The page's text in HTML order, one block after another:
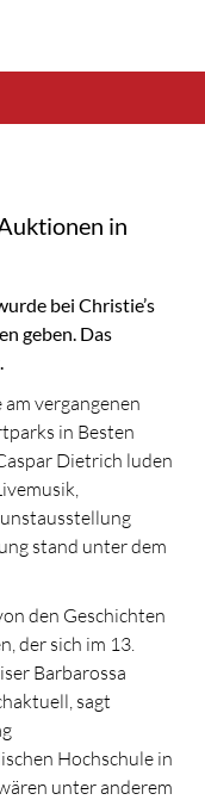
in
bei Christie’s
geben. Das
vergangenen
in Besten
Dietrich luden
stand unter dem
den Geschichten
der sich im 13.
Barbarossa
sagt
Hochschule in
unter anderem